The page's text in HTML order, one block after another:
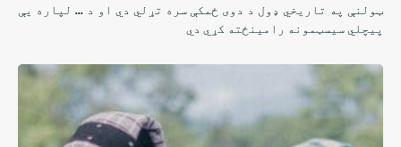
ټولنې په تاریخي ډول د دوی ځمکې سره تړلي دي او د ... لپاره یې
پیچلي سیسټمونه رامینځته کړي دي